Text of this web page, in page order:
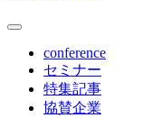
conference
セミナー
特集記事
協賛企業